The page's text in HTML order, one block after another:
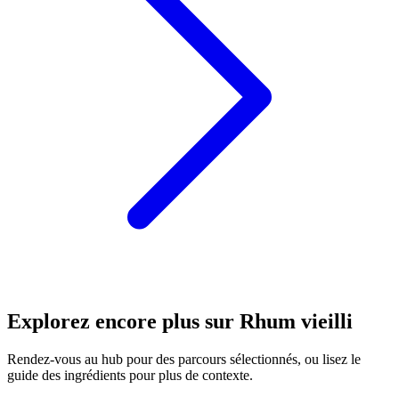
Explorez encore plus sur Rhum vieilli
Rendez-vous au hub pour des parcours sélectionnés, ou lisez le
guide des ingrédients pour plus de contexte.